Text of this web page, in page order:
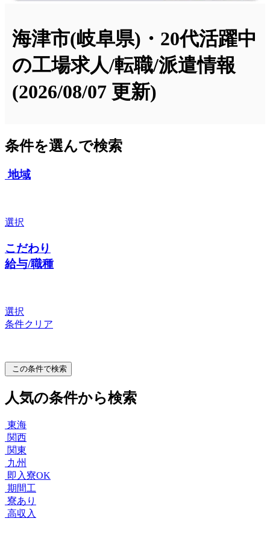
海津市(岐阜県)・20代活躍中
の工場求人/転職/派遣情報
(2026/08/07 更新)
条件を選んで検索
地域
選択
こだわり
給与/職種
選択
条件クリア
この条件で検索
人気の条件から検索
東海
関西
関東
九州
即入寮OK
期間工
寮あり
高収入